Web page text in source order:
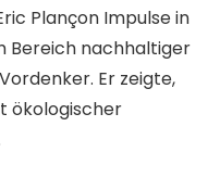
Plançon Impulse in
Bereich nachhaltiger
Er zeigte,
ökologischer